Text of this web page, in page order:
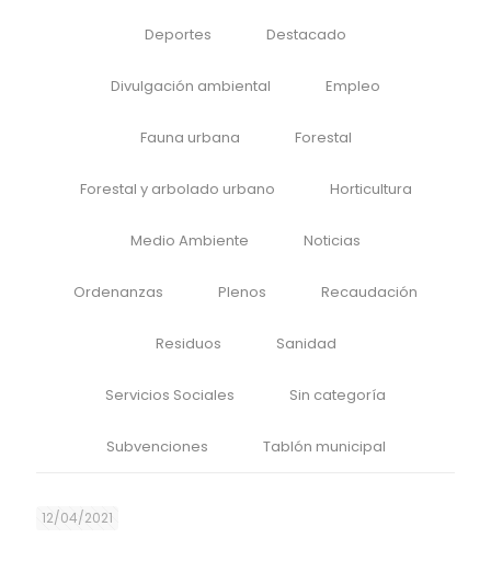
Deportes Destacado
Divulgación ambiental Empleo
Fauna urbana Forestal
Forestal y arbolado urbano Horticultura
Medio Ambiente Noticias
Ordenanzas Plenos Recaudación
Residuos Sanidad
Servicios Sociales Sin categoría
Subvenciones Tablón municipal
12/04/2021